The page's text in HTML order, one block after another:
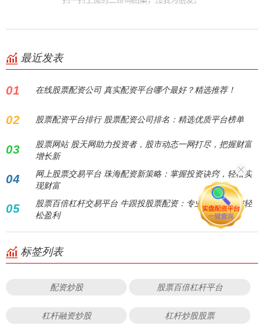
最近发表
01 在线股票配资公司 真实配资平台哪个最好？精选推荐！
02 股票配资平台排行 股票配资公司排名：精选优质平台榜单
03
股票网站 股天网助力投资者，股市动态一网打尽，把握财富
增长新
04
网上股票交易平台 珠海配资新策略：掌握投资诀窍，轻松实
现财富
05
股票百倍杠杆交易平台 牛跟投股票配资：专业平台，助您轻
松盈利
标签列表
配资炒股 股票百倍杠杆平台
杠杆融资炒股 杠杆炒股股票